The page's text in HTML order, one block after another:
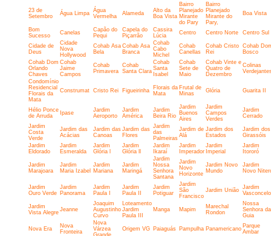
23 de
Setembro
Água Limpa
Água
Vermelha
Alameda
Alto da
Boa Vista
Bairro
Planejado
Mirante
do Pary
Bairro
Planejado
Mirante do
Pary,
Boa Vista
Bom
Sucesso
Canelas
Capão do
Pequi
Capela do
Piçarrão
Cassira
Lúcia
Centro Centro Norte Centro Sul
Cidade de
Deus
Cidade
Nova
Hollywood
Cohab Asa
Bela
Cohab Asa
Branca
Cohab
Cabo
Michel
Cohab
Canellas
Cohab Cristo
Rei
Cohab
Bosco
Cohab Dom
Orlando
Chaves
Cohab
Jaime
Campos
Cohab
Primavera
Cohab
Santa Clara
Cohab
Santa
Isabel
Cohab
Sete de
Maio
Cohab Vinte e
Quatro de
Dezembro
Colinas
Condomínio
Residencial
Florais da
Mata
Construmat Cristo Rei Figueirinha
Florais da
Mata
Frutal de
Minas
Glória Guarita II
Hélio Ponce
de Arruda
Ipase
Jardim
Aeroporto
Jardim
América
Jardim
Beira Rio
Jardim
Buenos
Aires
Jardim
Campos
Verdes
Jardim
Cerrado
Jardim
Costa
Verde
Jardim das
Acácias
Jardim das
Canoas
Jardim das
Flores
Jardim
das
Palmeiras
Jardim de
Alá
Jardim dos
Estados
Jardim dos
Girassóis
Jardim
Eldorado
Jardim
Esmeralda
Jardim
Glória l
Jardim
Glória ll
Jardim
Ikaraí
Jardim
Imperador
Jardim
Imperial
Jardim
Itororó
Jardim
Marajoara
Jardim
Maria Izabel
Jardim
Mariana
Jardim
Maringá
Jardim
Nossa
Senhora
Santana
Jardim
Novo
Horizonte
Jardim Novo
Mundo
Jardim
Novo
Jardim
Ouro Verde
Jardim
Panorama
Jardim
Paula I
Jardim
Paula II
Jardim
Potiguar
Jardim
São
Francisco
Jardim União
Jardim
Jardim
Vista Alegre Jeanne
Joaquim
Augustinho
Curvo
Loteamento
Jardim
Paula III
Manga Mapim
Marechal
Rondon
Nossa
Senhora da
Guia
Nova Era
Nova
Fronteira
Nova
Várzea
Grande
Origem VG Paiaguás Pampulha Panamericano Parque
Ambar